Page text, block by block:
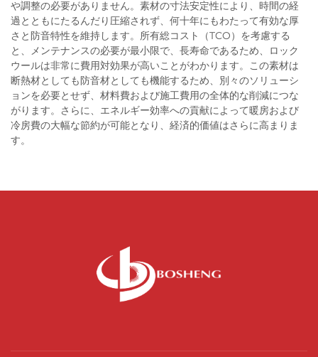
や調整の必要がありません。素材の寸法安定性により、時間の経
過とともにたるんだり圧縮されず、何十年にもわたって有効な厚
さと防音特性を維持します。所有総コスト（TCO）を考慮する
と、メンテナンスの必要が最小限で、長寿命であるため、ロック
ウールは非常に費用対効果が高いことがわかります。この素材は
断熱材としても防音材としても機能するため、別々のソリューシ
ョンを必要とせず、材料費および施工費用の全体的な削減につな
がります。さらに、エネルギー効率への貢献によって暖房および
冷房費の大幅な節約が可能となり、経済的価値はさらに高まりま
す。